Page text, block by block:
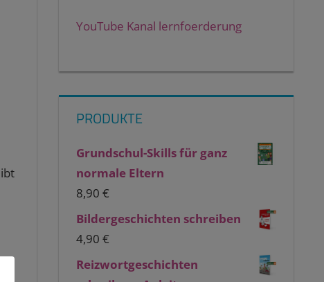
YouTube Kanal lernfoerderung
PRODUKTE
Grundschul-Skills für ganz
normale Eltern
8,90€
Bildergeschichten schreiben
4,90€
Reizwortgeschichten